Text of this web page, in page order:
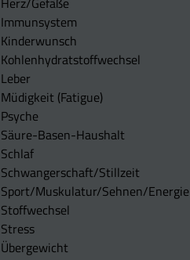
Immunsystem
Kinderwunsch
Kohlenhydratstoffwechsel
Leber
Müdigkeit (Fatigue)
Psyche
Säure-Basen-Haushalt
Schlaf
Schwangerschaft/Stillzeit
Sport/Muskulatur/Sehnen/Energie
Stoffwechsel
Stress
Übergewicht